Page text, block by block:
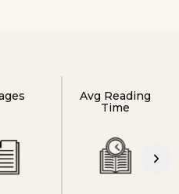
Avg Reading
Time